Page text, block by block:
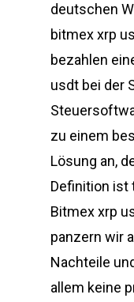
deutschen
bitmex xrp
bezahlen
usdt bei der
zu einem
Lösung an,
Definition ist
Bitmex xrp
panzern wir
Nachteile
allem keine